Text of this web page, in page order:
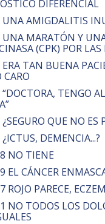
DIFERENCIAL
AMIGDALITIS
MARATÓN Y
(CPK) POR
TAN BUENA
CARO
TENGO
QUE NO ES
DEMENCIA...?
NO TIENE
EL CÁNCER
ROJO PARECE,
NO TODOS LOS